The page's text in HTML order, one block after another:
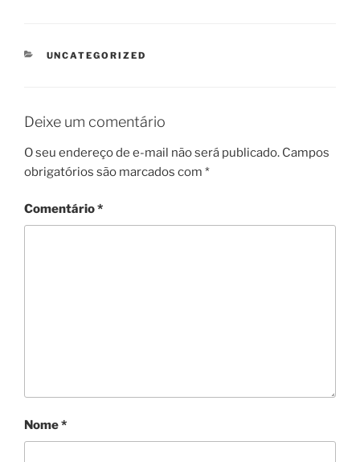
CATEGORIAS
UNCATEGORIZED
Deixe um comentário
O seu endereço de e-mail não será publicado. Campos
obrigatórios são marcados com *
Comentário*
Nome*